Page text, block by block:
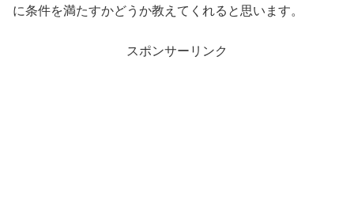
に条件を満たすかどうか教えてくれると思います。
スポンサーリンク